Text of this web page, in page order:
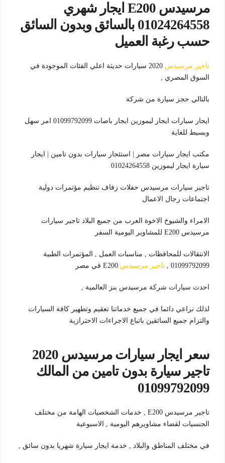
مرسيدس E200 ايجار شهري
01024264558 بالسائق وبدون السائق
حسب رغبة العميل
تاجير مرسيدس
2020 سيارات حديثة اعلي الفئات الموجودة في
السوق المصري ,
بالتالي حجز سيارة من شركة
ايجار سيارات ايجار ليموزين ايجار باصات 01099792099 امر سهل
وبسيط للغاية
مكتب ايجار سيارات مصر | استئجار سيارات بدون تامين | ايجار
سيارة ايجار ليموزين 01024264558
تاجير سيارات مرسيدس حفلات زفاف تنظيم مؤتمرات دولية
اجتماعات رجال الاعمال
الامراء والشيوخ الاخوة العرب من جميع البلاد تاجير سيارات
مرسيدس E200 للمشاوير اليومية السفر
الانتقالات للمحافظات , مناسبات العمل , المؤتمرات الطبية
01099792099 ,
تاجير مرسيدس
احدث سيارات شركة مرسيدس بنز العالمية ,
لذلك نراعي دائما في جميع خدماتنا تعقيم وتطهير كافة السيارات
والتزام جميع السائقين باتباع الاجراءات الاحترازية
سعر ايجار سيارات مرسيدس 2020
تاجير سيارة بدون تامين من المالك
01099792099
تاجير مرسيدس E200 , خدمات الشخصيات الهامة من مختلف
الجنسيات لقضاء مشاويرهم اليومية , الاسبوعية
في مختلف المناطق والبلاد , خدمة ايجار سيارة شهريا بدون سائق ,